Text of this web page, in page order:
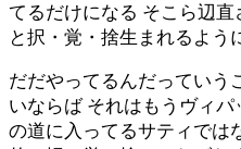
てるだけになる そこら辺
と択・覚・捨生まれるよう
だだやってるんだっていう
いならば それはもうヴィ
の道に入ってるサティでは